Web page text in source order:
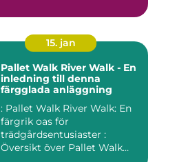
15. jan
Pallet Walk River Walk - En
inledning till denna
färgglada anläggning
: Pallet Walk River Walk: En
färgrik oas för
trädgårdsentusiaster :
Översikt över Pallet Walk